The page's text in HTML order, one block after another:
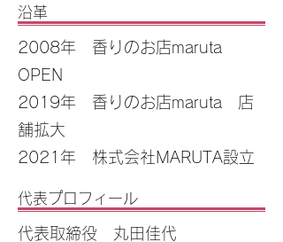
​沿革
2008年 香りのお店maruta
OPEN
2019年 香りのお店maruta 店
舗拡大
2021年 株式会社MARUTA設立
代表プロフィール
代表取締役 丸田佳代